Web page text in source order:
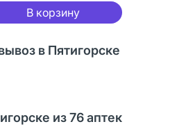
В корзину
в Пятигорске
из 76 аптек